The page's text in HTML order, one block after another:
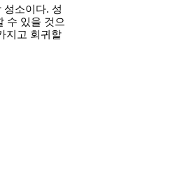
소이다. 성
수 있을 것으
지고 회귀할